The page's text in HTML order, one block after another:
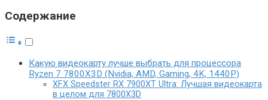
Содержание
Какую видеокарту лучше выбрать для процессора
Ryzen 7 7800X3D (Nvidia, AMD, Gaming, 4K, 1440P)
XFX Speedster RX 7900XT Ultra: Лучшая видеокарта
в целом для 7800X3D